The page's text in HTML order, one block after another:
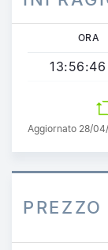
ORA
13:56:46
Aggiornato 28/
PREZZO